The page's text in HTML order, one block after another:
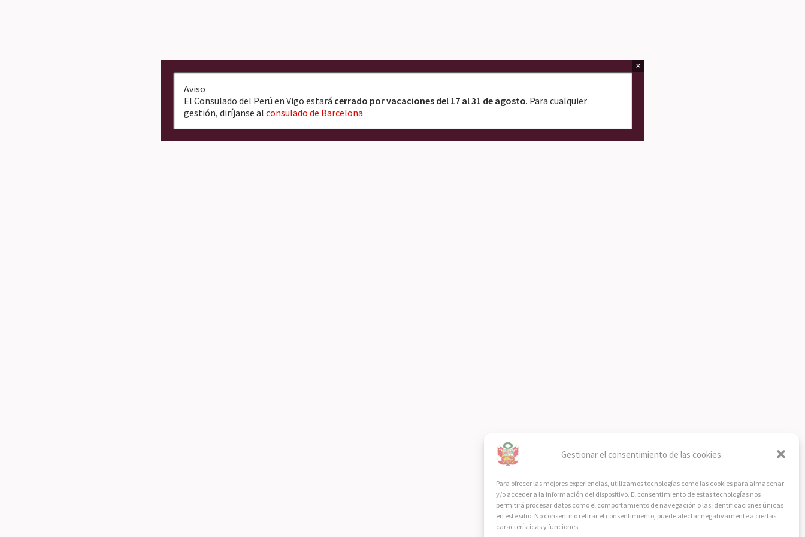
Gestionar el consentimiento de las cookies
Para ofrecer las mejores experiencias, utilizamos tecnologías como las cookies para almacenar
y/o acceder a la información del dispositivo. El consentimiento de estas tecnologías nos
permitirá procesar datos como el comportamiento de navegación o las identificaciones únicas
en este sitio. No consentir o retirar el consentimiento, puede afectar negativamente a ciertas
características y funciones.
Aviso
El Consulado del Perú en Vigo estará cerrado por vacaciones del 17 al 31 de agosto. Para cualquier
gestión, diríjanse al consulado de Barcelona
×